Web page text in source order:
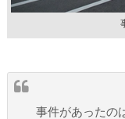
事件があったの